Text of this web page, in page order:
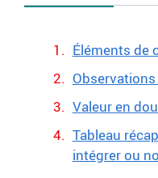
Éléments de
Valeur en
Tableau
intégrer ou